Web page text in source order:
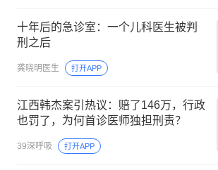
十年后的急诊室：一个儿科医生被判
刑之后
龚晓明医生 打开APP
江西韩杰案引热议：赔了146万，行政
也罚了，为何首诊医师独担刑责？
39深呼吸 打开APP